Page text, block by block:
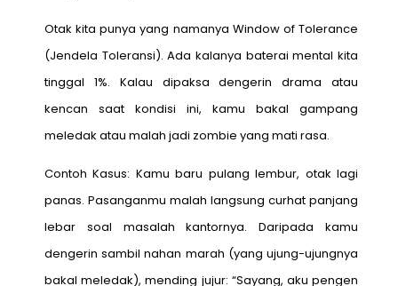
Otak kita punya yang namanya Window of Tolerance
(Jendela Toleransi). Ada kalanya baterai mental kita
tinggal 1%. Kalau dipaksa dengerin drama atau
kencan saat kondisi ini, kamu bakal gampang
meledak atau malah jadi zombie yang mati rasa.
Contoh Kasus: Kamu baru pulang lembur, otak lagi
panas. Pasanganmu malah langsung curhat panjang
lebar soal masalah kantornya. Daripada kamu
dengerin sambil nahan marah (yang ujung-ujungnya
bakal meledak), mending jujur: “Sayang, aku pengen